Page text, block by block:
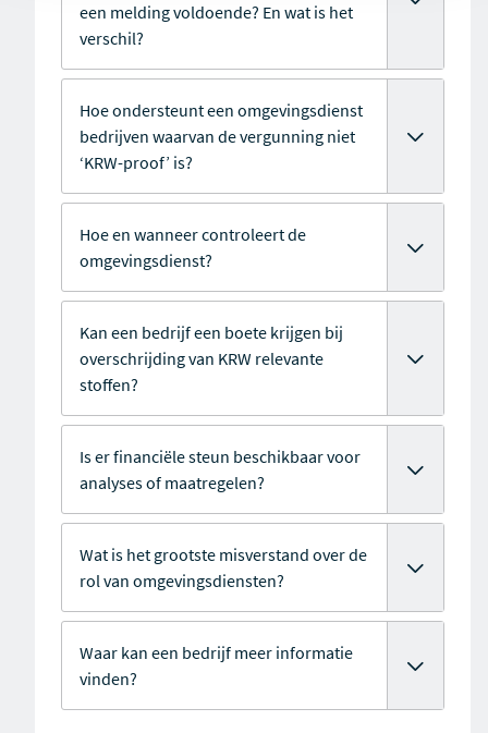
een melding voldoende? En wat is het
verschil?
Hoe ondersteunt een omgevingsdienst
bedrijven waarvan de vergunning niet
‘KRW-proof’ is?
Hoe en wanneer controleert de
omgevingsdienst?
Kan een bedrijf een boete krijgen bij
overschrijding van KRW relevante
stoffen?
Is er financiële steun beschikbaar voor
analyses of maatregelen?
Wat is het grootste misverstand over de
rol van omgevingsdiensten?
Waar kan een bedrijf meer informatie
vinden?